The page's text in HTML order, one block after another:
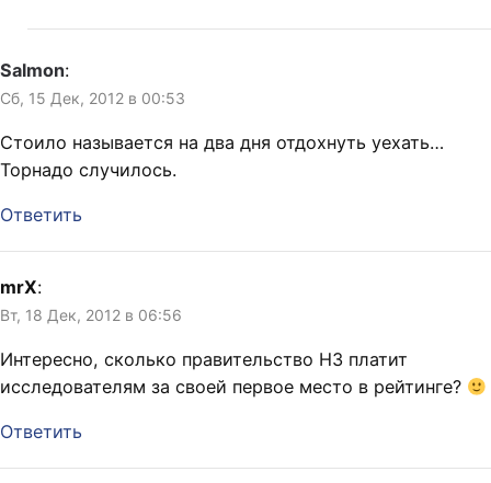
Salmon:
Сб, 15 Дек, 2012 в 00:53
Стоило называется на два дня отдохнуть уехать…
Торнадо случилось.
Ответить
mrX:
Вт, 18 Дек, 2012 в 06:56
Интересно, сколько правительство НЗ платит
исследователям за своей первое место в рейтинге?
Ответить